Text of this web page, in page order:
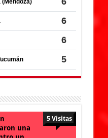
una
5 Visitas